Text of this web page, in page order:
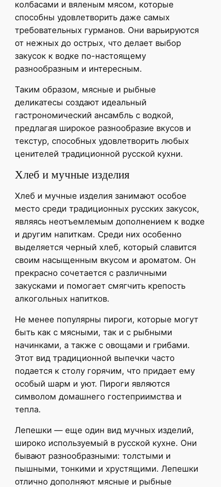
колбасами и вяленым мясом, которые
способны удовлетворить даже самых
требовательных гурманов. Они варьируются
от нежных до острых, что делает выбор
закусок к водке по-настоящему
разнообразным и интересным.
Таким образом, мясные и рыбные
деликатесы создают идеальный
гастрономический ансамбль с водкой,
предлагая широкое разнообразие вкусов и
текстур, способных удовлетворить любых
ценителей традиционной русской кухни.
Хлеб и мучные изделия
Хлеб и мучные изделия занимают особое
место среди традиционных русских закусок,
являясь неотъемлемым дополнением к водке
и другим напиткам. Среди них особенно
выделяется черный хлеб, который славится
своим насыщенным вкусом и ароматом. Он
прекрасно сочетается с различными
закусками и помогает смягчить крепость
алкогольных напитков.
Не менее популярны пироги, которые могут
быть как с мясными, так и с рыбными
начинками, а также с овощами и грибами.
Этот вид традиционной выпечки часто
подается к столу горячим, что придает ему
особый шарм и уют. Пироги являются
символом домашнего гостеприимства и
тепла.
Лепешки — еще один вид мучных изделий,
широко используемый в русской кухне. Они
бывают разнообразными: толстыми и
пышными, тонкими и хрустящими. Лепешки
отлично дополняют мясные и рыбные